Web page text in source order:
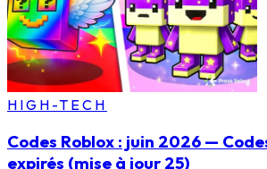
HIGH-TECH
Codes Roblox : juin 2026 —
expirés (mise à jour 25)